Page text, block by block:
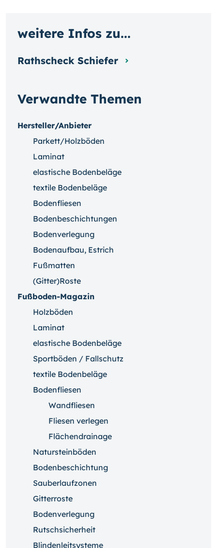
Verwandte Themen
Hersteller/Anbieter
Parkett/Holzböden
Laminat
elastische Bodenbeläge
textile Bodenbeläge
Bodenfliesen
Bodenbeschichtungen
Bodenverlegung
Bodenaufbau, Estrich
Fußmatten
(Gitter)Roste
Fußboden-Magazin
Holzböden
Laminat
elastische Bodenbeläge
Sportböden / Fallschutz
textile Bodenbeläge
Bodenfliesen
Wandfliesen
Fliesen verlegen
Flächendrainage
Natursteinböden
Bodenbeschichtung
Sauberlaufzonen
Gitterroste
Bodenverlegung
Rutschsicherheit
Blindenleitsysteme
weitere Infos zu...
Rathscheck Schiefer